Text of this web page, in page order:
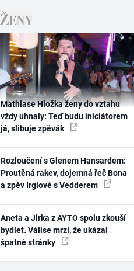
Mathiase Hložka ženy do vztahu
vždy uhnaly: Teď budu iniciátorem
já, slibuje zpěvák
Rozloučení s Glenem Hansardem:
Proutěná rakev, dojemná řeč Bona
a zpěv Irglové s Vedderem
Aneta a Jirka z AYTO spolu zkouší
bydlet. Válise mrzí, že ukázal
špatné stránky